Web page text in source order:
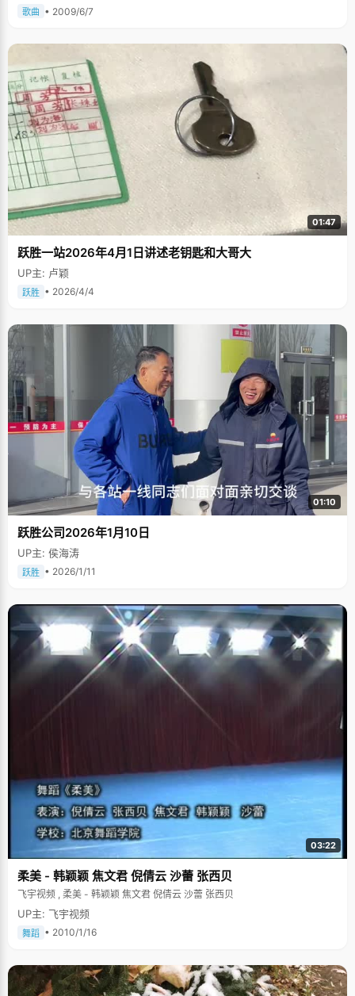
歌曲 • 2009/6/7
01:47
跃胜一站2026年4月1日讲述老钥匙和大哥大
UP主: 卢颖
跃胜 • 2026/4/4
01:10
跃胜公司2026年1月10日
UP主: 侯海涛
跃胜 • 2026/1/11
03:22
柔美 - 韩颖颖 焦文君 倪倩云 沙蕾 张西贝
飞宇视频 , 柔美 - 韩颖颖 焦文君 倪倩云 沙蕾 张西贝
UP主: 飞宇视频
舞蹈 • 2010/1/16